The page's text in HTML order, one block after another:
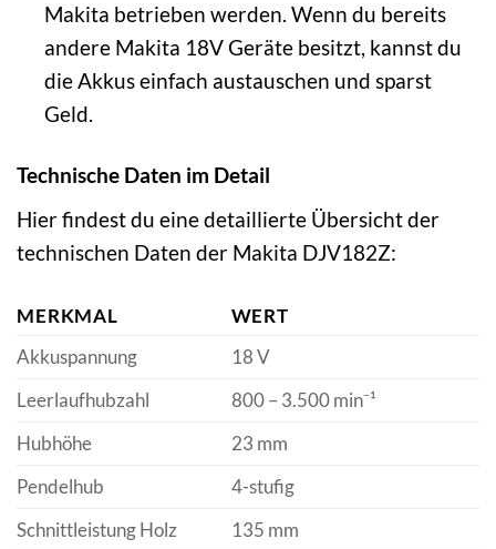
Makita betrieben werden. Wenn du bereits
andere Makita 18V Geräte besitzt, kannst du
die Akkus einfach austauschen und sparst
Geld.
Technische Daten im Detail
Hier findest du eine detaillierte Übersicht der
technischen Daten der Makita DJV182Z:
MERKMAL
WERT
Akkuspannung
18 V
Leerlaufhubzahl
800 – 3.500 min⁻¹
Hubhöhe
23 mm
Pendelhub
4-stufig
Schnittleistung Holz
135 mm